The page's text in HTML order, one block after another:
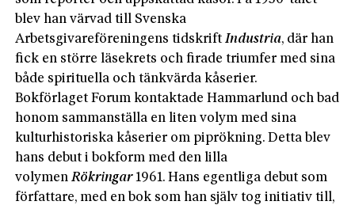
blev han värvad till Svenska
Arbetsgivareföreningens tidskrift Industria, där han
fick en större läsekrets och firade triumfer med sina
både spirituella och tänkvärda kåserier.
Bokförlaget Forum kontaktade Hammarlund och bad
honom sammanställa en liten volym med sina
kulturhistoriska kåserier om piprökning. Detta blev
hans debut i bokform med den lilla
volymenRökringar1961. Hans egentliga debut som
författare, med en bok som han själv tog initiativ till,